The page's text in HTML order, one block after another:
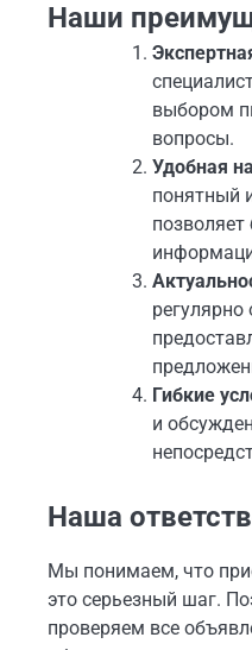
Наши
выбором
вопросы.
Удобная
понятный
Гибкие
и
Наша
Мы понимаем, что
это серьезный шаг.
проверяем все